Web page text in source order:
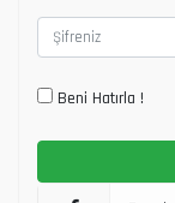
Beni Hatırla !